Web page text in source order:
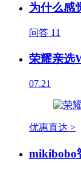
为什么感
问答 11
荣耀亲选
07.21
优惠直达 >
mikibobo